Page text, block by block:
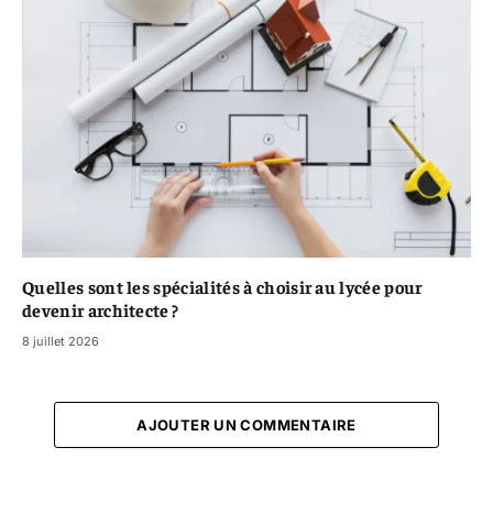
Quelles sont les spécialités à choisir au lycée pour
devenir architecte ?
8 juillet 2026
AJOUTER UN COMMENTAIRE